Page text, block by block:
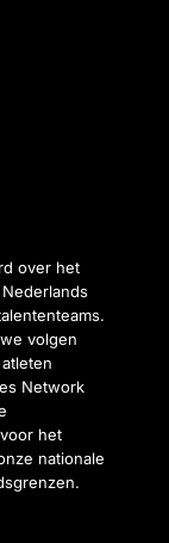
over het
volgen
Network
het
nationale